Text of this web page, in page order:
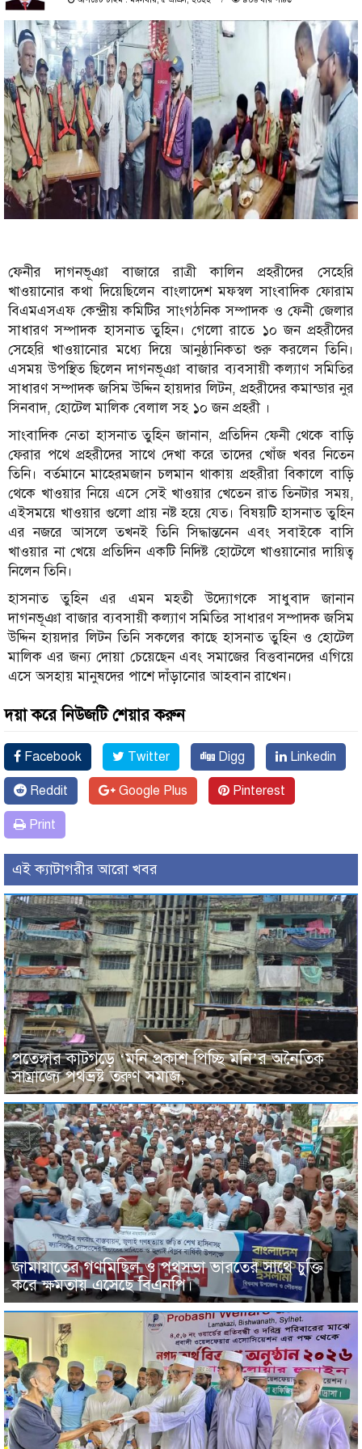
ফেনীর দাগনভূঞা বাজারে রাত্রী কালিন প্রহরীদের সেহেরি
খাওয়ানোর কথা দিয়েছিলেন বাংলাদেশ মফস্বল সাংবাদিক ফোরাম
বিএমএসএফ কেন্দ্রীয় কমিটির সাংগঠনিক সম্পাদক ও ফেনী জেলার
সাধারণ সম্পাদক হাসনাত তুহিন। গেলো রাতে ১০ জন প্রহরীদের
সেহেরি খাওয়ানোর মধ্যে দিয়ে আনুষ্ঠানিকতা শুরু করলেন তিনি।
এসময় উপস্থিত ছিলেন দাগনভূঞা বাজার ব্যবসায়ী কল্যাণ সমিতির
সাধারণ সম্পাদক জসিম উদ্দিন হায়দার লিটন, প্রহরীদের কমান্ডার নুর
সিনবাদ, হোটেল মালিক বেলাল সহ ১০ জন প্রহরী ।
সাংবাদিক নেতা হাসনাত তুহিন জানান, প্রতিদিন ফেনী থেকে বাড়ি
ফেরার পথে প্রহরীদের সাথে দেখা করে তাদের খোঁজ খবর নিতেন
তিনি। বর্তমানে মাহেরমজান চলমান থাকায় প্রহরীরা বিকালে বাড়ি
থেকে খাওয়ার নিয়ে এসে সেই খাওয়ার খেতেন রাত তিনটার সময়,
এইসময়ে খাওয়ার গুলো প্রায় নষ্ট হয়ে যেত। বিষয়টি হাসনাত তুহিন
এর নজরে আসলে তখনই তিনি সিদ্ধান্তনেন এবং সবাইকে বাসি
খাওয়ার না খেয়ে প্রতিদিন একটি নিদিষ্ট হোটেলে খাওয়ানোর দায়িত্ব
নিলেন তিনি।
হাসনাত তুহিন এর এমন মহতী উদ্যোগকে সাধুবাদ জানান
দাগনভূঞা বাজার ব্যবসায়ী কল্যাণ সমিতির সাধারণ সম্পাদক জসিম
উদ্দিন হায়দার লিটন তিনি সকলের কাছে হাসনাত তুহিন ও হোটেল
মালিক এর জন্য দোয়া চেয়েছেন এবং সমাজের বিত্তবানদের এগিয়ে
এসে অসহায় মানুষদের পাশে দাঁড়ানোর আহবান রাখেন।
দয়া করে নিউজটি শেয়ার করুন
Facebook Twitter Digg Linkedin
Reddit Google Plus Pinterest
Print
এই ক্যাটাগরীর আরো খবর
পতেঙ্গার কাটগড়ে ‘মনি প্রকাশ পিচ্ছি মনি’র অনৈতিক
সাম্রাজ্যে পথভ্রষ্ট তরুণ সমাজ,
জামায়াতের গণমিছিল ও পথসভা ভারতের সাথে চুক্তি
করে ক্ষমতায় এসেছে বিএনপি।